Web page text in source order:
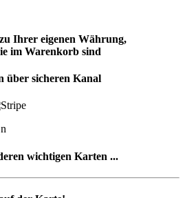
Ihrer eigenen Währung,
im Warenkorb sind
über sicheren Kanal
wichtigen Karten ...